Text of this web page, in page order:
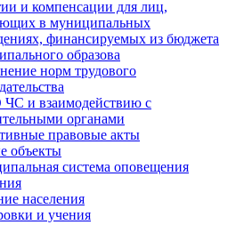
и компенсации для лиц,
в муниципальных
финансируемых из бюджета
образова
норм трудового
и взаимодействию с
органами
правовые акты
объекты
система оповещения
населения
и учения